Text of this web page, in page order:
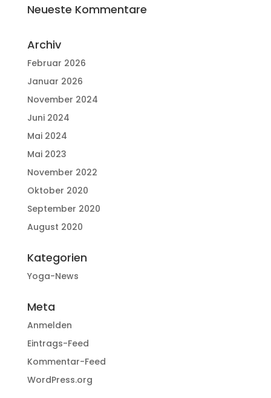
Neueste Kommentare
Archiv
Februar 2026
Januar 2026
November 2024
Juni 2024
Mai 2024
Mai 2023
November 2022
Oktober 2020
September 2020
August 2020
Kategorien
Yoga-News
Meta
Anmelden
Eintrags-Feed
Kommentar-Feed
WordPress.org